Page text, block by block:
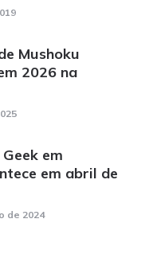
Mushoku
2026 na
em
em abril de
de 2024